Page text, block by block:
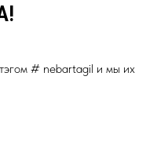
# nebartagil и мы их